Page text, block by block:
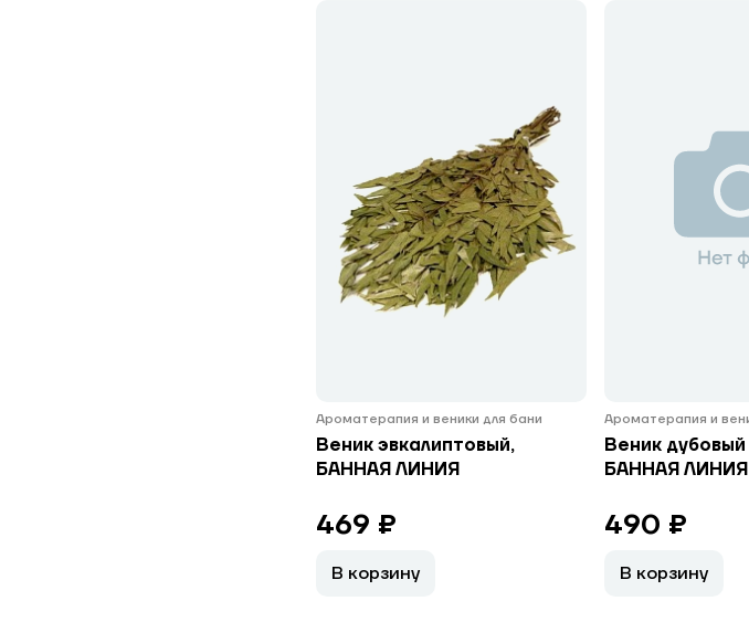
Ароматерапия и веники для бани
Веник эвкалиптовый,
БАННАЯ ЛИНИЯ
469 ₽
В корзину
Ароматерапия и
Веник
БАННАЯ ЛИНИЯ
490 ₽
В корзину